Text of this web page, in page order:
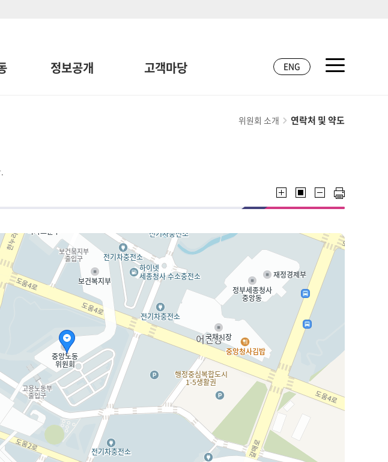
정보공개 고객마당 ENG
위원회 소개 연락처 및 약도